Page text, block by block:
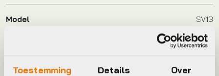
Toestemming Details Over
Model SV13